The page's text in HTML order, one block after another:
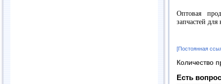
Оптовая
запчастей для
[Постоянная
Количество
Есть